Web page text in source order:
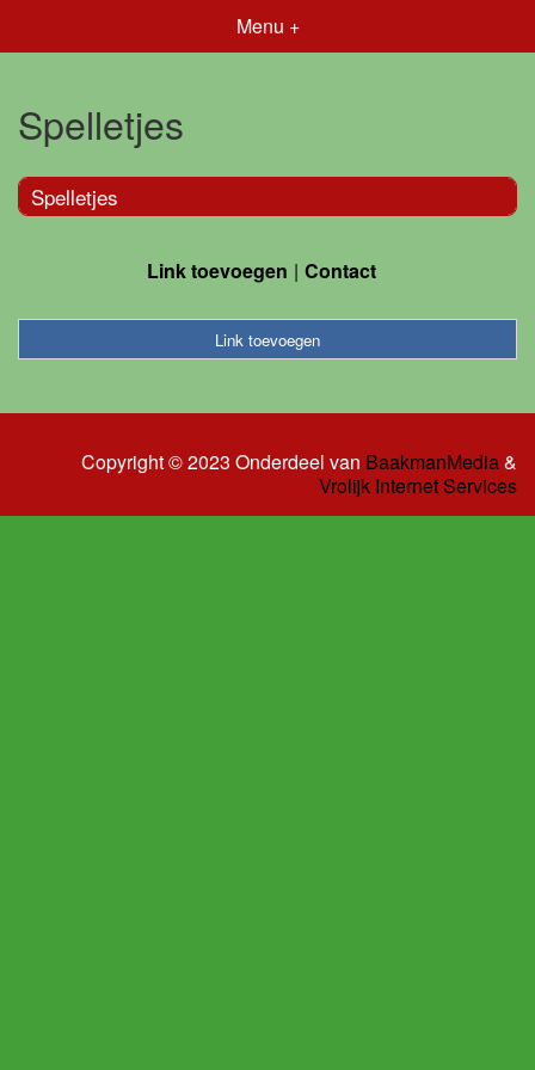
Menu +
Spelletjes
Spelletjes
Link toevoegen Contact
Link toevoegen
Copyright © 2023 Onderdeel van BaakmanMedia&
Vrolijk Internet Services